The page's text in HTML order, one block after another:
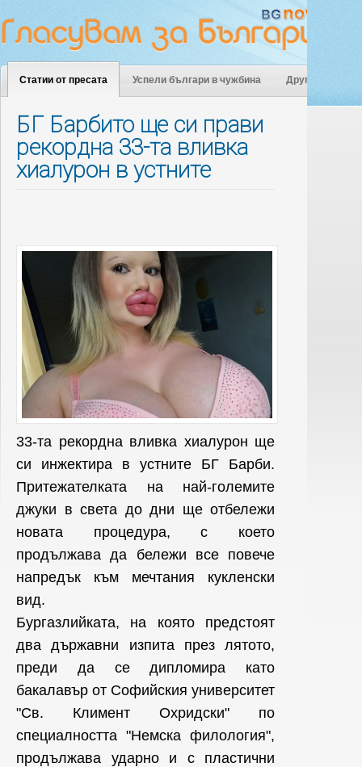
Статии от пресата Успели българи в чужбина Други
БГ Барбито ще си прави
рекордна 33-та вливка
хиалурон в устните
33-та рекордна вливка хиалурон ще
си инжектира в устните БГ Барби.
Притежателката на най-големите
джуки в света до дни ще отбележи
новата процедура, с което
продължава да бележи все повече
напредък към мечтания кукленски
вид.
Бургазлийката, на която предстоят
два държавни изпита през лятото,
преди да се дипломира като
бакалавър от Софийския университет
"Св. Климент Охридски" по
специалността "Немска филология",
продължава ударно и с пластични